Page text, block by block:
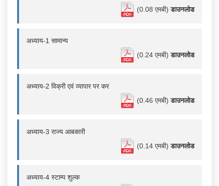
(0.08 एमबी)डाउनलोड
अध्याय-1 सामान्य
(0.24 एमबी)डाउनलोड
अध्याय-2 विक्री एवं व्यापार पर कर
(0.46 एमबी)डाउनलोड
अध्याय-3 राज्य आबकारी
(0.14 एमबी)डाउनलोड
अध्याय-4 स्टाम्प शुल्क